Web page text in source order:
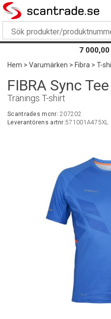
7 000,00
Hem>Varumärken>Fibra>T-
FIBRA Sync
Tränings T-shirt
Scantrades mcnr:207202
Leverantörens artnr:571001A475XL